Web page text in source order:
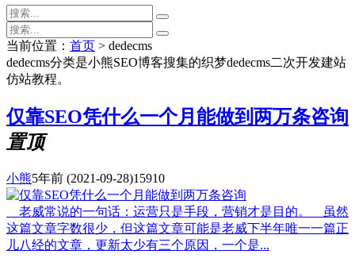
当前位置： 首页 > dedecms
dedecms分类是小熊SEO博客搜集的织梦dedecms二次开发建站
仿站教程。
仅靠SEO凭什么一个月能做到两万条咨询
置顶
小熊5年前 (2021-09-28)15910
老威常说的一句话：运营只是手段，营销才是目的。 虽然
这篇文章字数很少，但这篇文章可能是老威下半年唯一一篇正
儿八经的文章，更新太少有三个原因，一个是...